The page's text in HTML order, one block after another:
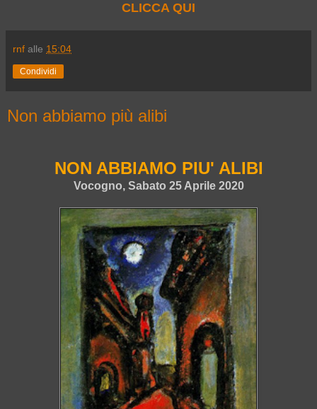
CLICCA QUI
rnf alle 15:04
Condividi
Non abbiamo più alibi
NON ABBIAMO PIU' ALIBI
Vocogno, Sabato 25 Aprile 2020